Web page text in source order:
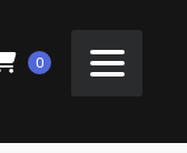
0